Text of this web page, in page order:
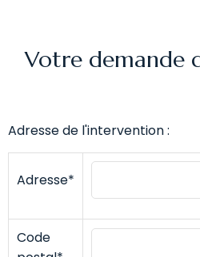
Votre demande
Adresse de l'intervention :
Adresse*
Code